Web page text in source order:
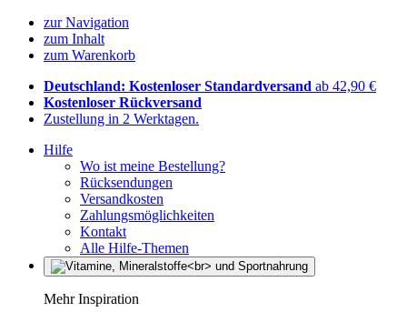
zur Navigation
zum Inhalt
zum Warenkorb
Deutschland: Kostenloser Standardversand ab 42,90 €
Kostenloser Rückversand
Zustellung in 2 Werktagen.
Hilfe
Wo ist meine Bestellung?
Rücksendungen
Versandkosten
Zahlungsmöglichkeiten
Kontakt
Alle Hilfe-Themen
Mehr Inspiration